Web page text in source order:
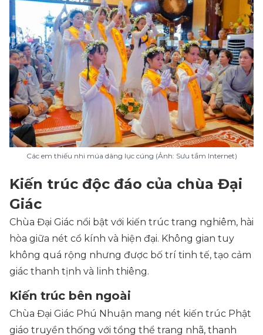
Các em thiếu nhi múa dâng lục cúng (Ảnh: Sưu tầm Internet)
Kiến trúc độc đáo của chùa Đại
Giác
Chùa Đại Giác nổi bật với kiến trúc trang nghiêm, hài
hòa giữa nét cổ kính và hiện đại. Không gian tuy
không quá rộng nhưng được bố trí tinh tế, tạo cảm
giác thanh tịnh và linh thiêng.
Kiến trúc bên ngoài
Chùa Đại Giác Phú Nhuận mang nét kiến trúc Phật
giáo truyền thống với tổng thể trang nhã, thanh